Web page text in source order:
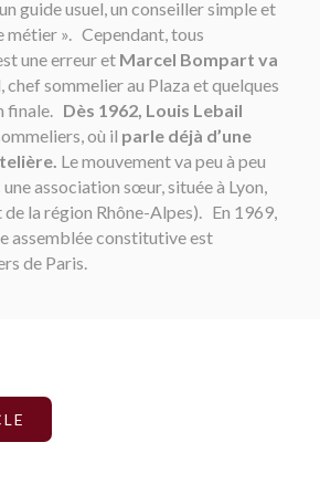
guide usuel, un conseiller simple et
métier ». Cependant, tous
une erreur et Marcel Bompart va
chef sommelier au Plaza et quelques
finale. Dès 1962, Louis Lebail
où il parle déjà d’une
Le mouvement va peu à peu
association sœur, située à Lyon,
de la région Rhône-Alpes). En 1969,
assemblée constitutive est
de Paris.